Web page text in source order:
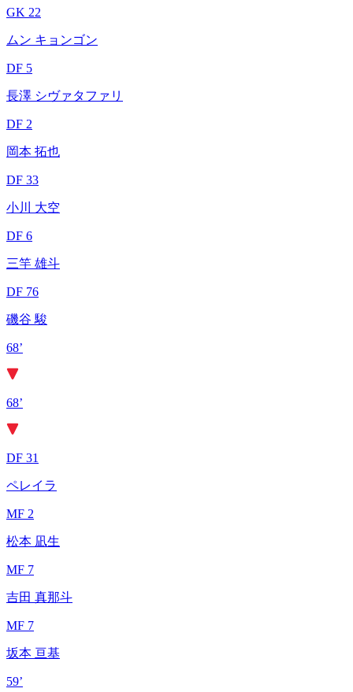
GK 22
ムン キョンゴン
DF 5
長澤 シヴァタファリ
DF 2
岡本 拓也
DF 33
小川 大空
DF 6
三竿 雄斗
DF 76
磯谷 駿
68’
68’
DF 31
ペレイラ
MF 2
松本 凪生
MF 7
吉田 真那斗
MF 7
坂本 亘基
59’